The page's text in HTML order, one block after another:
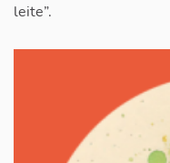
leite”.